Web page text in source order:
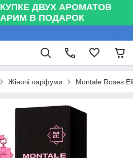
ДВУХ АРОМАТОВ
В ПОДАРОК
Жіночі парфуми Montale Roses